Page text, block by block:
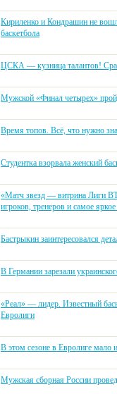
Кириленко и Кондрашин не
баскетбола
ЦСКА — кузница талантов!
Мужской «Финал четырех»
Время топов. Всё, что нужно
Студентка взорвала женский
«Матч звезд — витрина Лиги
игроков, тренеров и самое
Бастрыкин заинтересовался
В Германии зарезали
«Реал» — лидер. Известный
Евролиги
В этом сезоне в Евролиге мало
Мужская сборная России